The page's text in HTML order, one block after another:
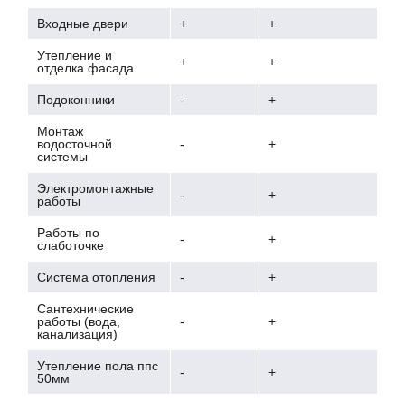
Входные двери + +
Утепление и
отделка фасада
+ +
Подоконники - +
Монтаж
водосточной
системы
- +
Электромонтажные
работы
- +
Работы по
слаботочке
- +
Система отопления - +
Сантехнические
работы (вода,
канализация)
- +
Утепление пола ппс
50мм
- +